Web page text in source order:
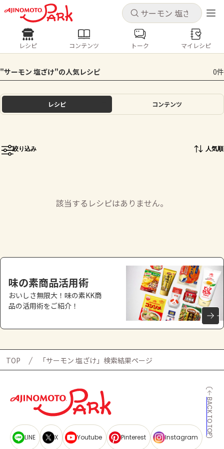
キャンセル
ログインするとレシピを保存できます
ログイン
ホーム
トーク
お買い物
AJINOMOTO PARK とは
キャンセル
レシピ コンテンツ
人気の食材・レシピ
きゅうり なす トマト
とうもろこし
レシピ コンテンツ トーク マイレシピ
"サーモン 塩ざけ"の人気レシピ 0件
レシピ コンテンツ
絞り込み 人気順
該当するレシピはありません。
味の素商品活用術
おいしさ無限大！味の素KK商
品の活用術をご紹介！
TOP 「サーモン 塩ざけ」検索結果ページ
BACK TO TOP
LINE X Youtube Pinterest Instagram